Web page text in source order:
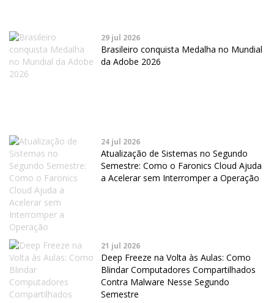
29 jul 2026
Brasileiro conquista Medalha no Mundial
da Adobe 2026
24 jul 2026
Atualização de Sistemas no Segundo
Semestre: Como o Faronics Cloud Ajuda
a Acelerar sem Interromper a Operação
21 jul 2026
Deep Freeze na Volta às Aulas: Como
Blindar Computadores Compartilhados
Contra Malware Nesse Segundo
Semestre